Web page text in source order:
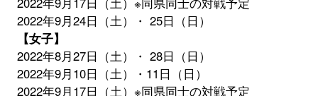
2022年9月24日（土）・ 25日（日）
【女子】
2022年8月27日（土）・ 28日（日）
2022年9月10日（土）・11日（日）
2022年9月17日（土）※同県同士の対戦予定